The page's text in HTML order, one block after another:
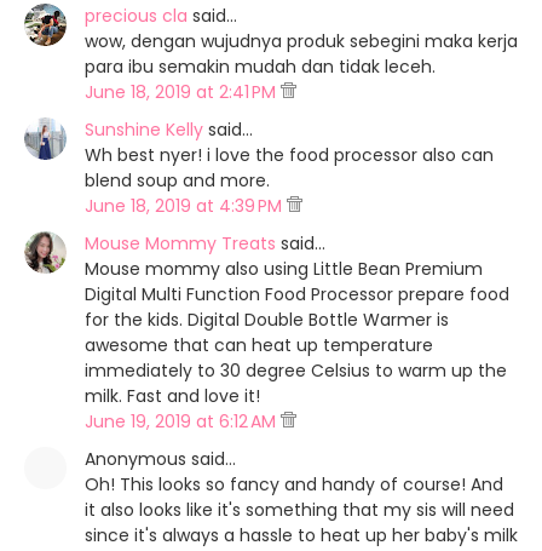
precious cla said…
wow, dengan wujudnya produk sebegini maka kerja
para ibu semakin mudah dan tidak leceh.
June 18, 2019 at 2:41 PM
Sunshine Kelly said…
Wh best nyer! i love the food processor also can
blend soup and more.
June 18, 2019 at 4:39 PM
Mouse Mommy Treats said…
Mouse mommy also using Little Bean Premium
Digital Multi Function Food Processor prepare food
for the kids. Digital Double Bottle Warmer is
awesome that can heat up temperature
immediately to 30 degree Celsius to warm up the
milk. Fast and love it!
June 19, 2019 at 6:12 AM
Anonymous said…
Oh! This looks so fancy and handy of course! And
it also looks like it's something that my sis will need
since it's always a hassle to heat up her baby's milk